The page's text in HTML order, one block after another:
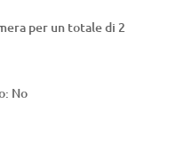
per un totale di 2
No